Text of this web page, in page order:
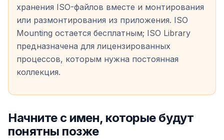
хранения ISO-файлов вместе и монтирования
или размонтирования из приложения. ISO
Mounting остается бесплатным; ISO Library
предназначена для лицензированных
процессов, которым нужна постоянная
коллекция.
Начните с имен, которые будут
понятны позже